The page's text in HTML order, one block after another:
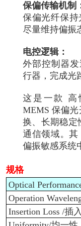
保偏传输机制
保偏光纤保
尽量维持偏振
电控逻辑：
外部控制器
行器，完成光
这是一款 高
MEMS 保偏
换、长期稳定
通信领域。
偏振敏感系统
规格
Optical
Operation
Insertion Loss /插